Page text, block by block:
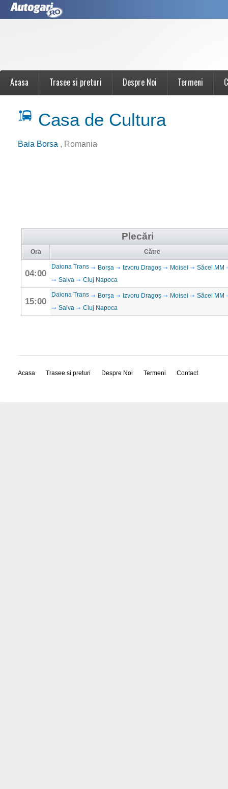
Acasa Trasee si preturi Despre Noi Termeni
Casa de Cultura
Baia Borsa , Romania
Plecări
Ora Către
04:00
Daiona Trans Borșa Izvoru Dragoș Moisei
Săcel MM
Salva
Cluj Napoca
15:00
Daiona Trans Borșa Izvoru Dragoș Moisei
Săcel MM
Salva
Cluj Napoca
Acasa Trasee si preturi Despre Noi Termeni Contact